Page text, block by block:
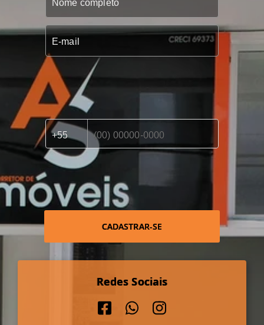
CADASTRAR-SE
Redes Sociais